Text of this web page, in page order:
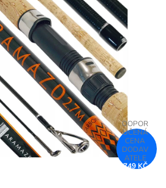
749 KČ